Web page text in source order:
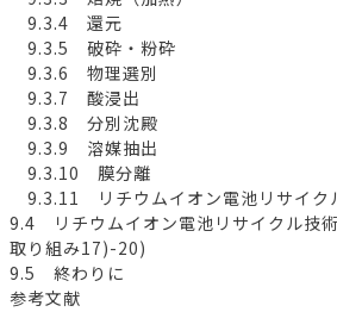
9.3.4 還元
9.3.5 破砕・粉砕
9.3.6 物理選別
9.3.7 酸浸出
9.3.8 分別沈殿
9.3.9 溶媒抽出
9.3.10 膜分離
9.3.11 リチウムイオン電池リサイク
9.4 リチウムイオン電池リサイクル技
取り組み17)-20)
9.5 終わりに
参考文献